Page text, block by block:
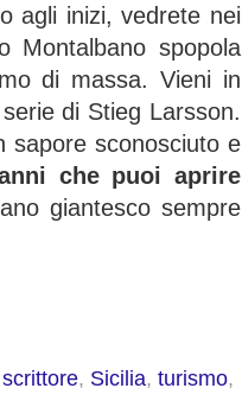
agli inizi, vedrete nei
Montalbano spopola
di massa. Vieni in
di Stieg Larsson.
sapore sconosciuto e
che puoi aprire
giantesco sempre
scrittore, Sicilia, turismo,